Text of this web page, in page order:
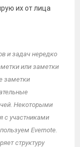
их от лица
и задач нередко
или заметки
заметки
Некоторыми
с участниками
Evernote.
структуру